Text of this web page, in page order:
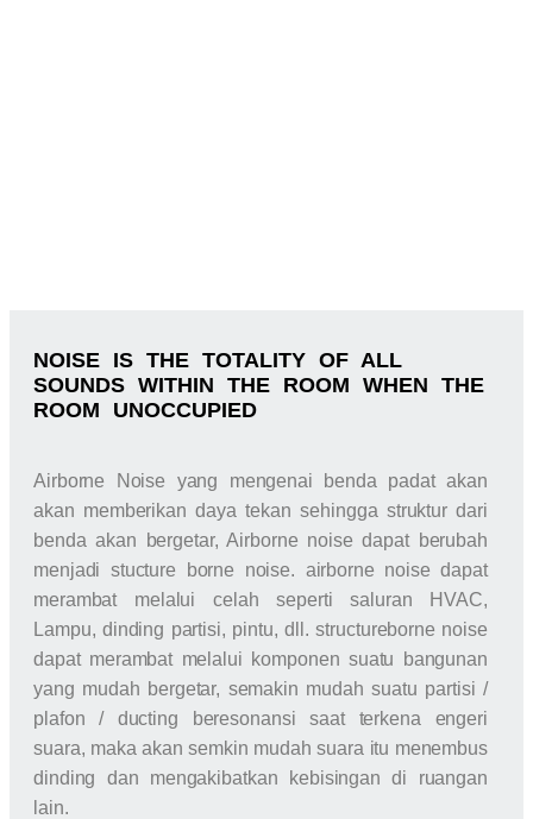
NOISE IS THE TOTALITY OF ALL
SOUNDS WITHIN THE ROOM WHEN THE
ROOM UNOCCUPIED
Airborne Noise yang mengenai benda padat akan
akan memberikan daya tekan sehingga struktur dari
benda akan bergetar, Airborne noise dapat berubah
menjadi stucture borne noise. airborne noise dapat
merambat melalui celah seperti saluran HVAC,
Lampu, dinding partisi, pintu, dll. structureborne noise
dapat merambat melalui komponen suatu bangunan
yang mudah bergetar, semakin mudah suatu partisi /
plafon / ducting beresonansi saat terkena engeri
suara, maka akan semkin mudah suara itu menembus
dinding dan mengakibatkan kebisingan di ruangan
lain.